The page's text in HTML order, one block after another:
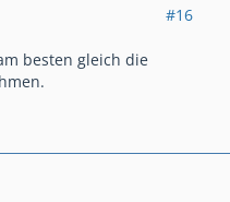
#16
besten gleich die